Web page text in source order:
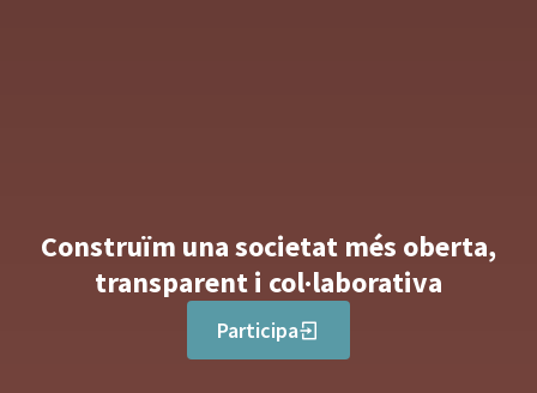
Construïm una societat més oberta,
transparent i col·laborativa
Participa